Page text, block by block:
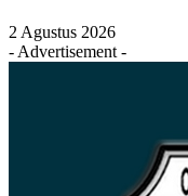
2 Agustus 2026
- Advertisement -